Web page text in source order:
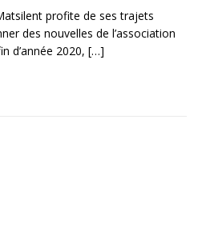
profite de ses trajets
des nouvelles de l’association
d’année 2020, […]